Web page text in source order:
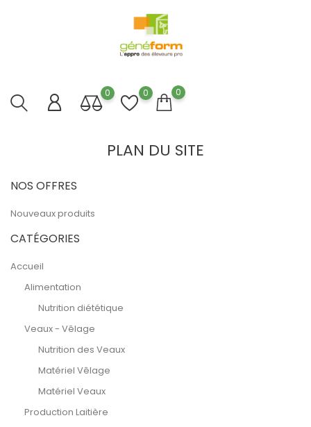
0 0 0
PLAN DU SITE
NOS OFFRES
Nouveaux produits
CATÉGORIES
Accueil
Alimentation
Nutrition diététique
Veaux - Vêlage
Nutrition des Veaux
Matériel Vêlage
Matériel Veaux
Production Laitière